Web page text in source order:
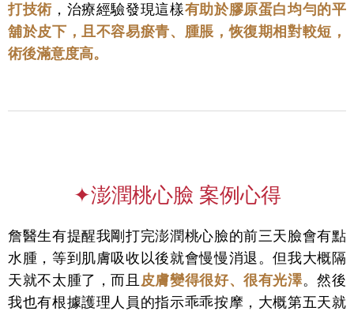
打技術，治療經驗發現這樣有助於膠原蛋白均勻的平
舖於皮下，且不容易瘀青、腫脹，恢復期相對較短，
術後滿意度高。
✦澎潤桃心臉 案例心得
詹醫生有提醒我剛打完澎潤桃心臉的前三天臉會有點
水腫， 等到肌膚吸收以後就會慢慢消退。但我大概隔
天就不太腫了，而且 皮膚變得很好、很有光澤。然後
我也有根據護理人員的指示乖乖按摩，大概第五天就